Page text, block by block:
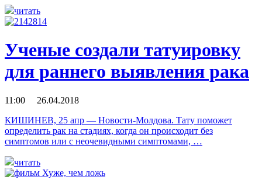
читать
Ученые создали татуировку
для раннего выявления рака
11:00 26.04.2018
КИШИНЕВ, 25 апр — Новости-Молдова. Тату поможет
определить рак на стадиях, когда он происходит без
симптомов или с неочевидными симптомами, …
читать